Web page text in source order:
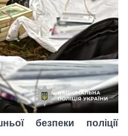
безпеки поліції